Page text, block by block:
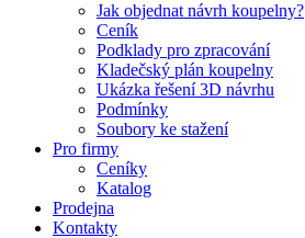
Jak objednat návrh koupelny?
Ceník
Podklady pro zpracování
Kladečský plán koupelny
Ukázka řešení 3D návrhu
Podmínky
Soubory ke stažení
Pro firmy
Ceníky
Katalog
Prodejna
Kontakty